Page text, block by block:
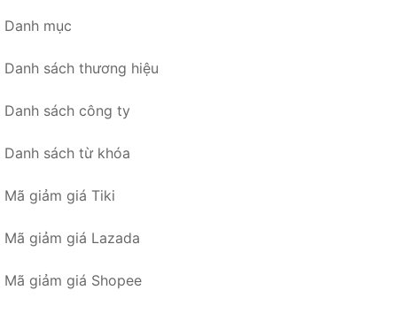
Danh mục
Danh sách thương hiệu
Danh sách công ty
Danh sách từ khóa
Mã giảm giá Tiki
Mã giảm giá Lazada
Mã giảm giá Shopee